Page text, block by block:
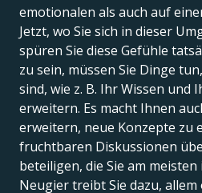
emotionalen als auch auf
Jetzt, wo Sie sich in dieser
spüren Sie diese Gefühle
zu sein, müssen Sie Dinge
sind, wie z. B. Ihr Wissen und
erweitern. Es macht Ihnen
erweitern, neue Konzepte zu
fruchtbaren Diskussionen
beteiligen, die Sie am meisten
Neugier treibt Sie dazu, allem